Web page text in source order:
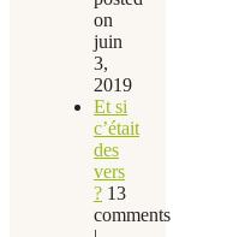
on
juin
3,
2019
Et si
c’était
des
vers
? 13
comments